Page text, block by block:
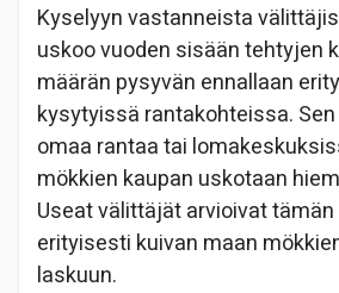
Kyselyyn vastanneista
uskoo vuoden sisään tehtyjen
määrän pysyvän ennallaan
kysytyissä rantakohteissa.
omaa rantaa tai
mökkien kaupan uskotaan
Useat välittäjät arvioivat
erityisesti kuivan maan
laskuun.